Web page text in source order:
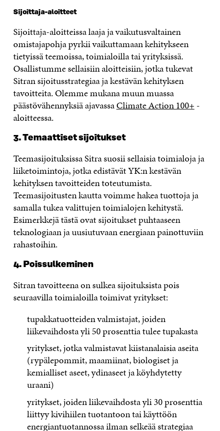
Sijoittaja-aloitteet
Sijoittaja-aloitteissa laaja ja vaikutusvaltainen
omistajapohja pyrkii vaikuttamaan kehitykseen
tietyissä teemoissa, toimialoilla tai yrityksissä.
Osallistumme sellaisiin aloitteisiin, jotka tukevat
Sitran sijoitusstrategiaa ja kestävän kehityksen
tavoitteita. Olemme mukana muun muassa
päästövähennyksiä ajavassaClimate Action 100+ -
aloitteessa.
3. Temaattiset sijoitukset
Teemasijoituksissa Sitra suosii sellaisia toimialoja ja
liiketoimintoja, jotka edistävät YK:n kestävän
kehityksen tavoitteiden toteutumista.
Teemasijoitusten kautta voimme hakea tuottoja ja
samalla tukea valittujen toimialojen kehitystä.
Esimerkkejä tästä ovat sijoitukset puhtaaseen
teknologiaan ja uusiutuvaan energiaan painottuviin
rahastoihin.
4. Poissulkeminen
Sitran tavoitteena on sulkea sijoituksista pois
seuraavilla toimialoilla toimivat yritykset:
tupakkatuotteiden valmistajat, joiden
liikevaihdosta yli 50 prosenttia tulee tupakasta
yritykset, jotka valmistavat kiistanalaisia aseita
(rypälepommit, maamiinat, biologiset ja
kemialliset aseet, ydinaseet ja köyhdytetty
uraani)
yritykset, joiden liikevaihdosta yli 30 prosenttia
liittyy kivihiilen tuotantoon tai käyttöön
energiantuotannossa ilman selkeää strategiaa